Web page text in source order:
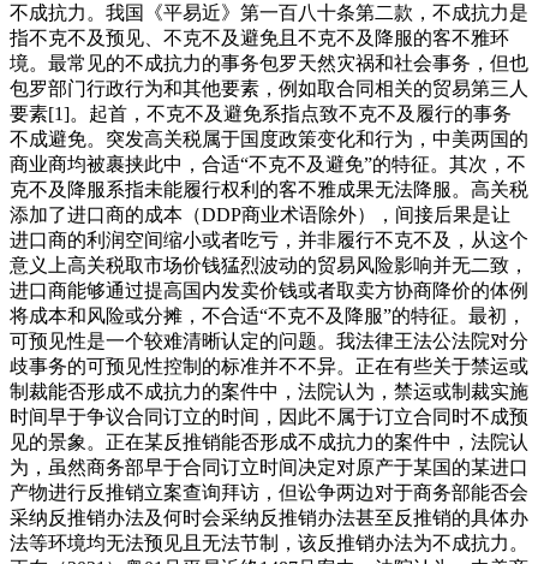
不成抗力。我国《平易近》第一百八十条第二款，不成抗力是
指不克不及预见、不克不及避免且不克不及降服的客不雅环
境。最常见的不成抗力的事务包罗天然灾祸和社会事务，但也
包罗部门行政行为和其他要素，例如取合同相关的贸易第三人
要素[1]。起首，不克不及避免系指点致不克不及履行的事务
不成避免。突发高关税属于国度政策变化和行为，中美两国的
商业商均被裹挟此中，合适“不克不及避免”的特征。其次，不
克不及降服系指未能履行权利的客不雅成果无法降服。高关税
添加了进口商的成本（DDP商业术语除外），间接后果是让
进口商的利润空间缩小或者吃亏，并非履行不克不及，从这个
意义上高关税取市场价钱猛烈波动的贸易风险影响并无二致，
进口商能够通过提高国内发卖价钱或者取卖方协商降价的体例
将成本和风险或分摊，不合适“不克不及降服”的特征。最初，
可预见性是一个较难清晰认定的问题。我法律王法公法院对分
歧事务的可预见性控制的标准并不不异。正在有些关于禁运或
制裁能否形成不成抗力的案件中，法院认为，禁运或制裁实施
时间早于争议合同订立的时间，因此不属于订立合同时不成预
见的景象。正在某反推销能否形成不成抗力的案件中，法院认
为，虽然商务部早于合同订立时间决定对原产于某国的某进口
产物进行反推销立案查询拜访，但讼争两边对于商务部能否会
采纳反推销办法及何时会采纳反推销办法甚至反推销的具体办
法等环境均无法预见且无法节制，该反推销办法为不成抗力。